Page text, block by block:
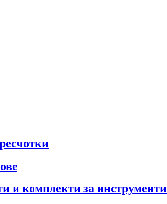
и комплекти за инструменти